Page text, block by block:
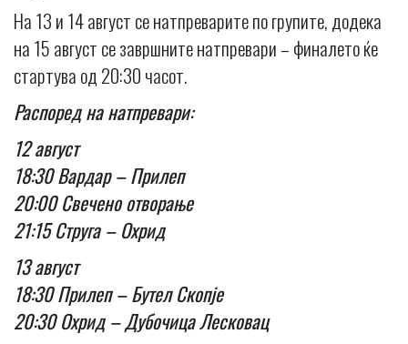
На 13 и 14 август се натпреварите по групите, додека
на 15 август се завршните натпревари – финалето ќе
стартува од 20:30 часот.
Распоред на натпревари:
12 август
18:30 Вардар – Прилеп
20:00 Свечено отворање
21:15 Струга – Охрид
13 август
18:30 Прилеп – Бутел Скопје
20:30 Охрид – Дубочица Лесковац